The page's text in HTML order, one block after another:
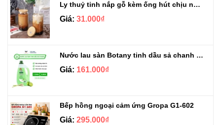
Ly thuỷ tinh nắp gỗ kèm ống hút chịu nhiệt 500ml
Giá: 31.000₫
Nước lau sàn Botany tinh dầu sả chanh chai 3.9kg
Giá: 161.000₫
Bếp hồng ngoại cảm ứng Gropa G1-602
Giá: 295.000₫